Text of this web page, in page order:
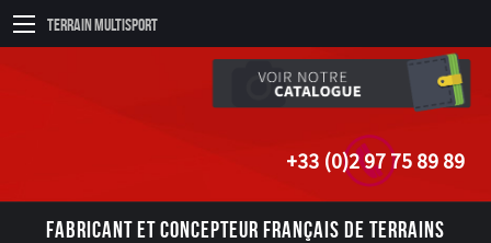
Terrain Multisport
+33 (0)2 97 75 89 89
FABRICANT ET CONCEPTEUR FRANÇAIS DE TERRAINS